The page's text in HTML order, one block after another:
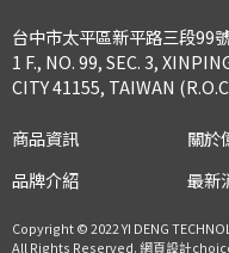
台中市太平區新平路三段99
1 F., NO. 99, SEC. 3,
CITY 41155, TAIWAN
商品資訊
品牌介紹
關於
最新
Copyright © 2022 YI DENG
All Rights Reserved.網頁設計